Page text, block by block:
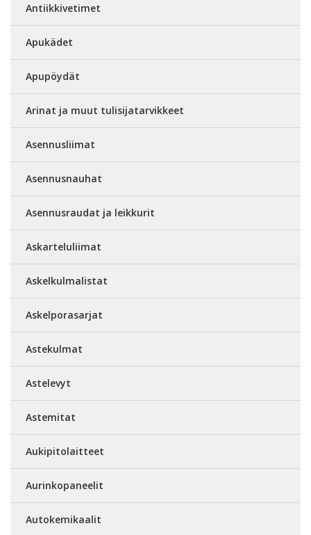
Antiikkivetimet
Apukädet
Apupöydät
Arinat ja muut tulisijatarvikkeet
Asennusliimat
Asennusnauhat
Asennusraudat ja leikkurit
Askarteluliimat
Askelkulmalistat
Askelporasarjat
Astekulmat
Astelevyt
Astemitat
Aukipitolaitteet
Aurinkopaneelit
Autokemikaalit